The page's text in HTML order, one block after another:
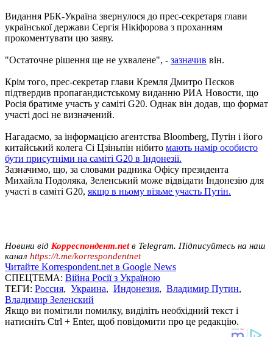
Видання РБК-Україна звернулося до прес-секретаря глави
української держави Сергія Нікіфорова з проханням
прокоментувати цю заяву.
"Остаточне рішення ще не ухвалене", - зазначив він.
Крім того, прес-секретар глави Кремля Дмитро Пєсков
підтвердив пропагандистському виданню РИА Новости, що
Росія братиме участь у саміті G20. Однак він додав, що формат
участі досі не визначений.
Нагадаємо, за інформацією агентства Bloomberg, Путін і його
китайський колега Сі Цзіньпін нібито мають намір особисто
бути присутніми на саміті G20 в Індонезії.
Зазначимо, що, за словами радника Офісу президента
Михайла Подоляка, Зеленський може відвідати Індонезію для
участі в саміті G20, якщо в ньому візьме участь Путін.
Новини від Корреспондент.netв Telegram. Підписуйтесь на наш
канал https://t.me/korrespondentnet
Читайте Korrespondent.net в Google News
СПЕЦТЕМА: Війна Росії з Україною
ТЕГИ: Россия, Украина, Индонезия, Владимир Путин,
Владимир Зеленский
Якщо ви помітили помилку, виділіть необхідний текст і
натисніть Ctrl + Enter, щоб повідомити про це редакцію.